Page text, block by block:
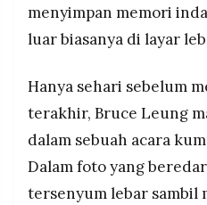
menyimpan memori
luar biasanya di layar
Hanya sehari sebelum
terakhir, Bruce Leung
dalam sebuah acara
Dalam foto yang
tersenyum lebar sambil